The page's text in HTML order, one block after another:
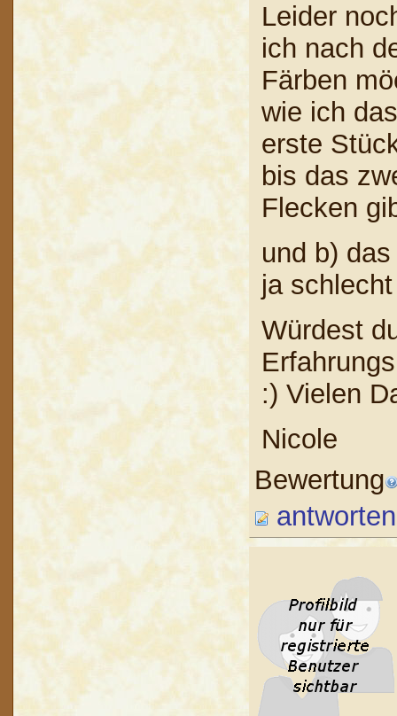
Leider
ich nach
Färben
wie ich
erste
bis das
Flecken
und b)
ja
Würdest
:) Vielen
Nicole
Bewertung
antworten